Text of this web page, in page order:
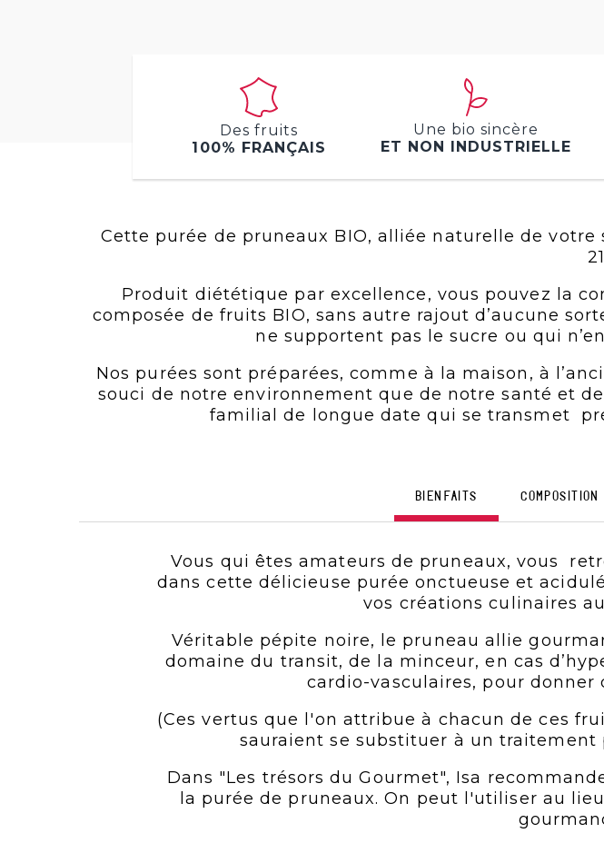
Des fruits
100% FRANÇAIS
Une bio sincère
ET NON INDUSTRIELLE
Cette purée de pruneaux BIO, alliée naturelle de
Produit diététique par excellence, vous pouvez la
composée de fruits BIO, sans autre rajout d’aucune
ne supportent pas le sucre ou qui
Nos purées sont préparées, comme à la maison, à
souci de notre environnement que de notre santé et
familial de longue date qui se transmet
BIENFAITS COMPOSITION
Vous qui êtes amateurs de pruneaux, vous
dans cette délicieuse purée onctueuse et
vos créations culinaires
Véritable pépite noire, le pruneau allie
domaine du transit, de la minceur, en cas
cardio-vasculaires, pour donner
(Ces vertus que l'on attribue à chacun de ces
sauraient se substituer à un traitement
Dans "Les trésors du Gourmet", Isa
la purée de pruneaux. On peut l'utiliser au